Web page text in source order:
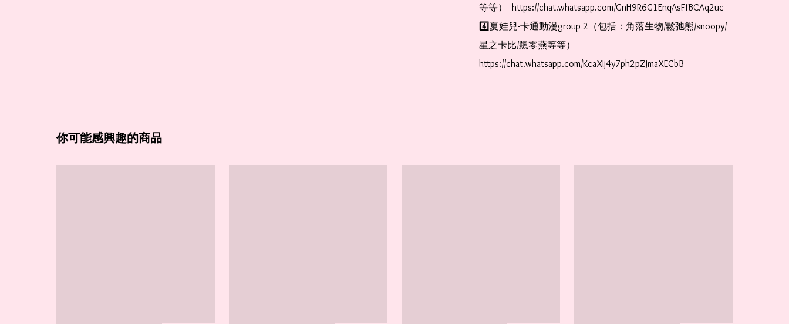
等等）  https://chat.whatsapp.com/GnH9R6G1EnqAsFfBCAq2uc
4️⃣夏娃兒-卡通動漫group 2（包括：角落生物/鬆弛熊/snoopy/
星之卡比/飄零燕等等）
https://chat.whatsapp.com/KcaXIj4y7ph2pZJmaXECbB
你可能感興趣的商品